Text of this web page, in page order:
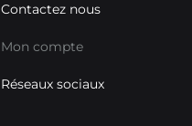
Contactez nous
Mon compte
Réseaux sociaux